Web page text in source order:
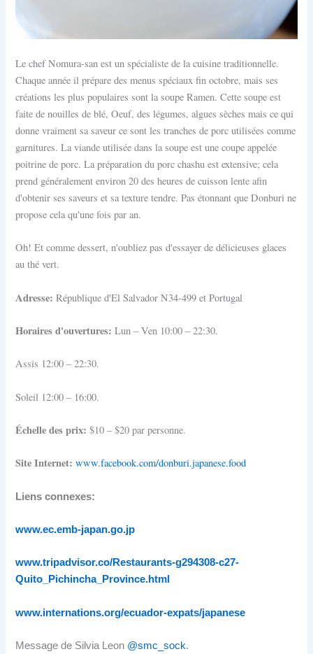
Le chef Nomura-san est un spécialiste de la cuisine traditionnelle.
Chaque année il prépare des menus spéciaux fin octobre, mais ses
créations les plus populaires sont la soupe Ramen. Cette soupe est
faite de nouilles de blé, Oeuf, des légumes, algues sèches mais ce qui
donne vraiment sa saveur ce sont les tranches de porc utilisées comme
garnitures. La viande utilisée dans la soupe est une coupe appelée
poitrine de porc. La préparation du porc chashu est extensive; cela
prend généralement environ 20 des heures de cuisson lente afin
d'obtenir ses saveurs et sa texture tendre. Pas étonnant que Donburi ne
propose cela qu'une fois par an.
Oh! Et comme dessert, n'oubliez pas d'essayer de délicieuses glaces
au thé vert.
Adresse: République d'El Salvador N34-499 et Portugal
Horaires d'ouvertures:Lun – Ven 10:00 – 22:30.
Assis 12:00 – 22:30.
Soleil 12:00 – 16:00.
Échelle des prix: $10 – $20 par personne.
Site Internet:www.facebook.com/donburi.japanese.food
Liens connexes:
www.ec.emb-japan.go.jp
www.tripadvisor.co/Restaurants-g294308-c27-
Quito_Pichincha_Province.html
www.internations.org/ecuador-expats/japanese
Message de Silvia Leon @smc_sock.